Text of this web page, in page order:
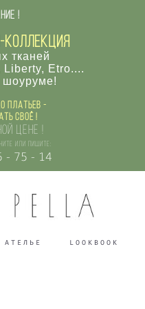
!
тканей
Etro....
платьев -
своё !
цене !
или пишите:
- 75 - 14
АТЕЛЬЕ LOOKBOOK